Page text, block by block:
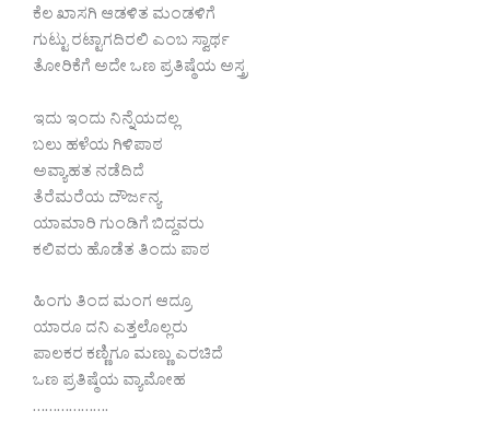
ಕೆಲ ಖಾಸಗಿ ಆಡಳಿತ ಮಂಡಳಿಗೆ
ಗುಟ್ಟು ರಟ್ಟಾಗದಿರಲಿ ಎಂಬ ಸ್ವಾರ್ಥ
ತೋರಿಕೆಗೆ ಅದೇ ಒಣ ಪ್ರತಿಷ್ಠೆಯ ಅಸ್ತ್ರ
ಇದು ಇಂದು ನಿನ್ನೆಯದಲ್ಲ
ಬಲು ಹಳೆಯ ಗಿಳಿಪಾಠ
ಅವ್ಯಾಹತ ನಡೆದಿದೆ
ತೆರೆಮರೆಯ ದೌರ್ಜನ್ಯ
ಯಾಮಾರಿ ಗುಂಡಿಗೆ ಬಿದ್ದವರು
ಕಲಿವರು ಹೊಡೆತ ತಿಂದು ಪಾಠ
ಹಿಂಗು ತಿಂದ ಮಂಗ ಆದ್ರೂ
ಯಾರೂ ದನಿ ಎತ್ತಲೊಲ್ಲರು
ಪಾಲಕರ ಕಣ್ಣಿಗೂ ಮಣ್ಣು ಎರಚಿದೆ
ಒಣ ಪ್ರತಿಷ್ಠೆಯ ವ್ಯಾಮೋಹ
……………….